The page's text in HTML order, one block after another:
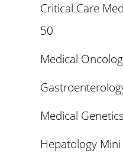
Critical Care
50
Medical
Medical
Hepatology